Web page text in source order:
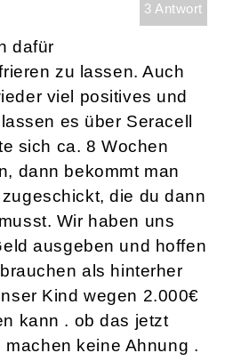
3 Antwort
dafür
zu lassen. Auch
viel positives und
es über Seracell
sich ca. 8 Wochen
dann bekommt man
die du dann
Wir haben uns
ausgeben und hoffen
als hinterher
Kind wegen 2.000€
kann . ob das jetzt
keine Ahnung .